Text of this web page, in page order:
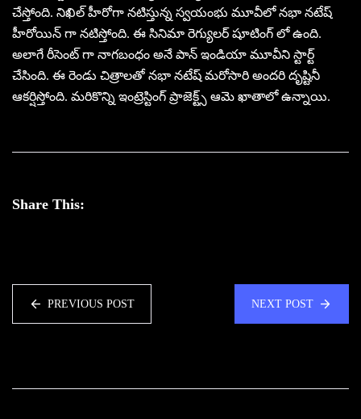
చేస్తోంది. నిఖిల్ హీరోగా నటిస్తున్న స్వయంభు మూవీలో నభా నటేష్
హీరోయిన్ గా నటిస్తోంది. ఈ సినిమా రెగ్యులర్ షూటింగ్ లో ఉంది.
అలాగే రీసెంట్ గా నాగబంధం అనే పాన్ ఇండియా మూవీని స్టార్ట్
చేసింది. ఈ రెండు చిత్రాలతో నభా నటేష్ మరోసారి అందరి దృష్టినీ
ఆకర్షిస్తోంది. మరికొన్ని ఇంట్రెస్టింగ్ ప్రాజెక్ట్స్ ఆమె ఖాతాలో ఉన్నాయి.
Share This:
PREVIOUS POST NEXT POST